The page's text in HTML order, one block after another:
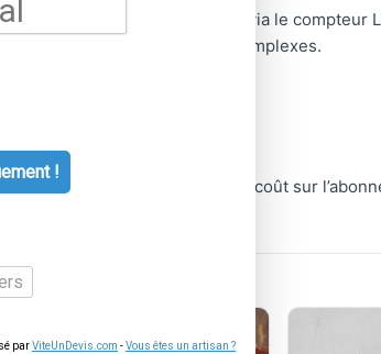
suivi de consommation via le compteur
pour les situations plus complexes.
besoins réels entraîne un surcoût sur